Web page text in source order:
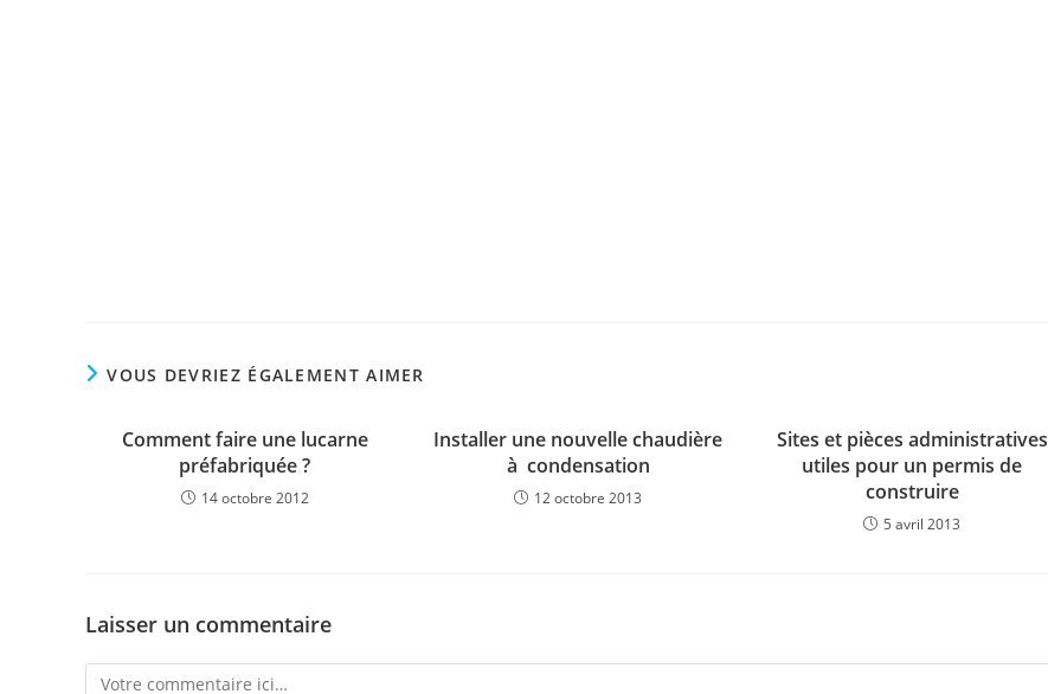
VOUS DEVRIEZ ÉGALEMENT AIMER
Comment faire une lucarne
préfabriquée ?
14 octobre 2012
Installer une nouvelle chaudière
à condensation
12 octobre 2013
Sites et pièces administratives
utiles pour un permis de
construire
5 avril 2013
Laisser un commentaire
Comment